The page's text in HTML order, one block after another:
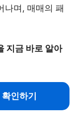
나며, 매매의 패
지금 바로 알아
인하기